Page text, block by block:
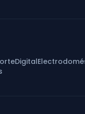
Digital